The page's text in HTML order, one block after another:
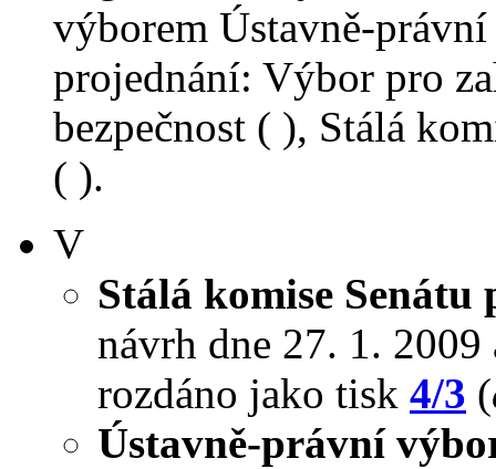
výborem Ústavně-
projednání: Výbor pro
bezpečnost ( ), Stálá
( ).
V
Stálá komise
návrh dne 27. 1.
rozdáno jako tisk 4/3 (
Ústavně-právní